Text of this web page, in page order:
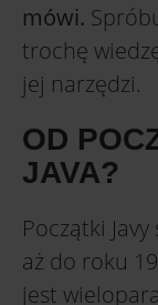
mówi.
trochę
jej narzędzi.
OD
JAVA?
Początki
aż do roku
jest